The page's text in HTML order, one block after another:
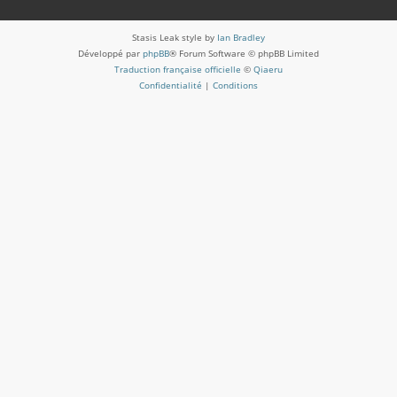
Stasis Leak style by Ian Bradley
Développé par phpBB® Forum Software © phpBB Limited
Traduction française officielle © Qiaeru
Confidentialité | Conditions